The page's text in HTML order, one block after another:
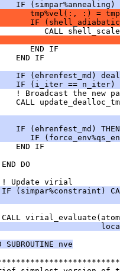
IF (simpar%annealing)
tmp%vel(:, :) =
IF
CALL
END IF
END IF
IF (ehrenfest_md)
IF (i_iter == n_iter)
! Broadcast the new
CALL
IF (ehrenfest_md) THEN
IF
END IF
DO
Update virial
(simpar%constraint)
SUBROUTINE nve